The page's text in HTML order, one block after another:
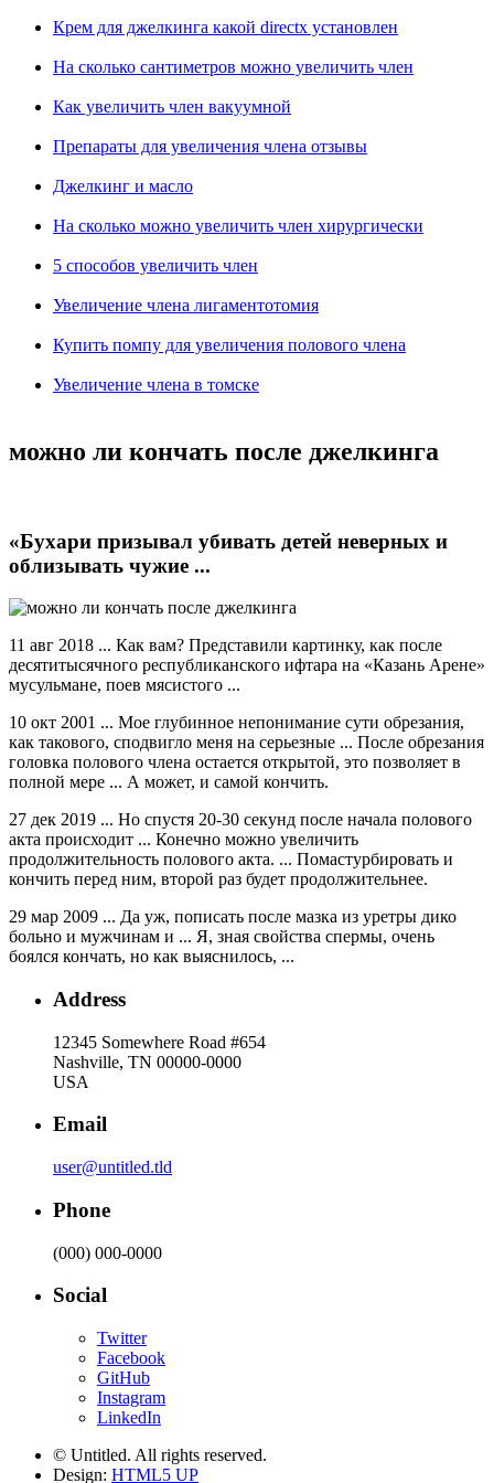
Крем для джелкинга какой directx установлен
На сколько сантиметров можно увеличить член
Как увеличить член вакуумной
Препараты для увеличения члена отзывы
Джелкинг и масло
На сколько можно увеличить член хирургически
5 способов увеличить член
Увеличение члена лигаментотомия
Купить помпу для увеличения полового члена
Увеличение члена в томске
можно ли кончать после джелкинга
«Бухари призывал убивать детей неверных и
облизывать чужие ...
11 авг 2018 ... Как вам? Представили картинку, как после
десятитысячного республиканского ифтара на «Казань Арене»
мусульмане, поев мясистого ...
10 окт 2001 ... Мое глубинное непонимание сути обрезания,
как такового, сподвигло меня на серьезные ... После обрезания
головка полового члена остается открытой, это позволяет в
полной мере ... А может, и самой кончить.
27 дек 2019 ... Но спустя 20-30 секунд после начала полового
акта происходит ... Конечно можно увеличить
продолжительность полового акта. ... Помастурбировать и
кончить перед ним, второй раз будет продолжительнее.
29 мар 2009 ... Да уж, пописать после мазка из уретры дико
больно и мужчинам и ... Я, зная свойства спермы, очень
боялся кончать, но как выяснилось, ...
Address
12345 Somewhere Road #654
Nashville, TN 00000-0000
USA
Email
user@untitled.tld
Phone
(000) 000-0000
Social
Twitter
Facebook
GitHub
Instagram
LinkedIn
© Untitled. All rights reserved.
Design: HTML5 UP